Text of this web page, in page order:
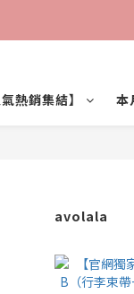
熱銷集結】 本
avolala